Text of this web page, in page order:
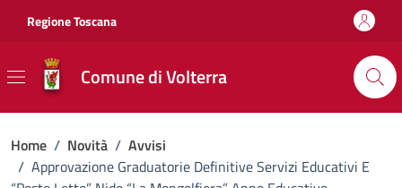
Regione Toscana
Comune di Volterra
Home / Novità / Avvisi
/ Approvazione Graduatorie Definitive Servizi Educativi E